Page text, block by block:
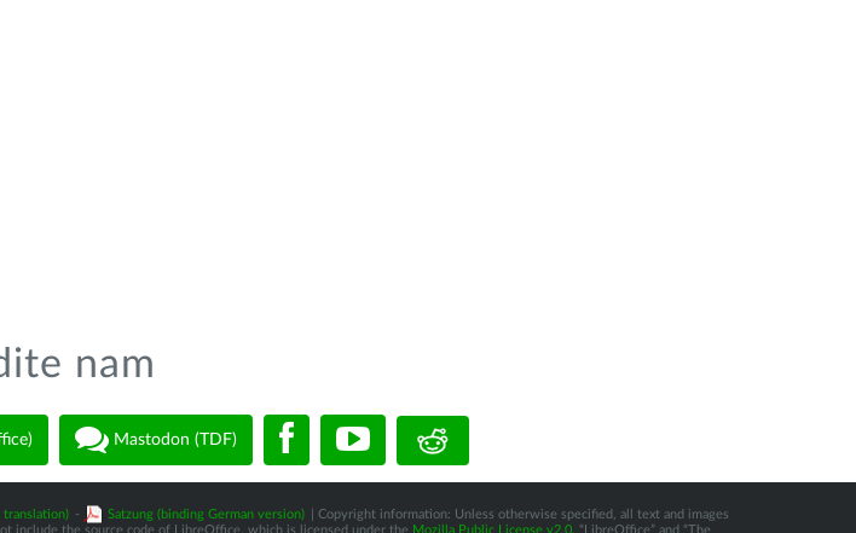
nam
Mastodon (TDF)
translation) - Satzung (binding German version)
| Copyright information: Unless otherwise specified, all text and images
include the source code of LibreOffice, which is licensed under the Mozilla Public License v2.0 . “LibreOffice” and “The